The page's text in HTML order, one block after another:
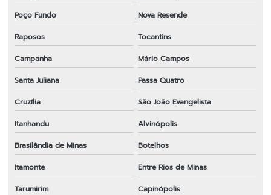
Poço Fundo
Nova Resende
Raposos
Tocantins
Campanha
Mário Campos
Santa Juliana
Passa Quatro
Cruzília
São João Evangelista
Itanhandu
Alvinópolis
Brasilândia de Minas
Botelhos
Itamonte
Entre Rios de Minas
Tarumirim
Capinópolis